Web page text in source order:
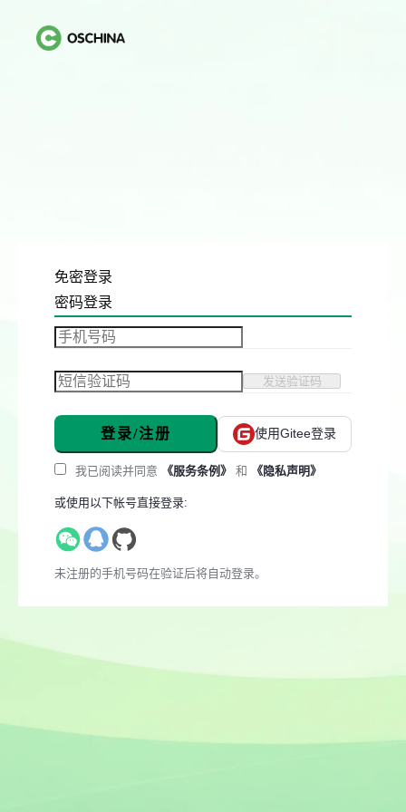
免密登录
密码登录
发送验证码
登录/注册 使用Gitee登录
我已阅读并同意 《服务条例》 和 《隐私声明》
或使用以下帐号直接登录:
未注册的手机号码在验证后将自动登录。